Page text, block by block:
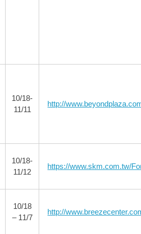
10/18-
11/11
http://
10/18-
11/12
https://www.skm.com.tw/
10/18
– 11/7
http://